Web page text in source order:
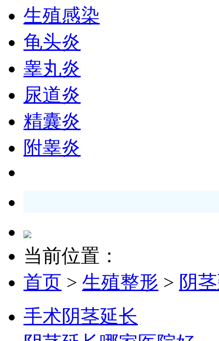
生殖感染
龟头炎
睾丸炎
尿道炎
精囊炎
附睾炎
当前位置：
首页 > 生殖整形 > 阴
手术阴茎延长